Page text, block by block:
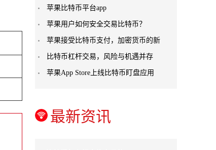
苹果比特币平台app
苹果用户如何安全交易比特币？
苹果接受比特币支付，加密货币的新
比特币杠杆交易，风险与机遇并存
苹果App Store上线比特币盯盘应用
最新资讯